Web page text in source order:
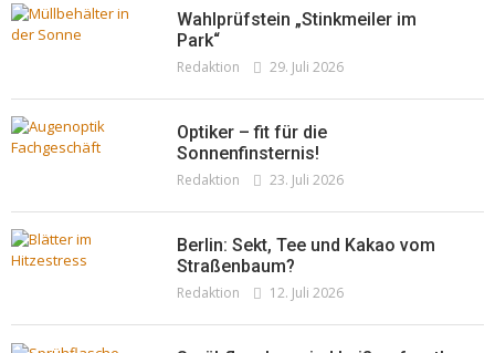
Wahlprüfstein „Stinkmeiler im
Park“
Redaktion 29. Juli 2026
Optiker – fit für die
Sonnenfinsternis!
Redaktion 23. Juli 2026
Berlin: Sekt, Tee und Kakao vom
Straßenbaum?
Redaktion 12. Juli 2026